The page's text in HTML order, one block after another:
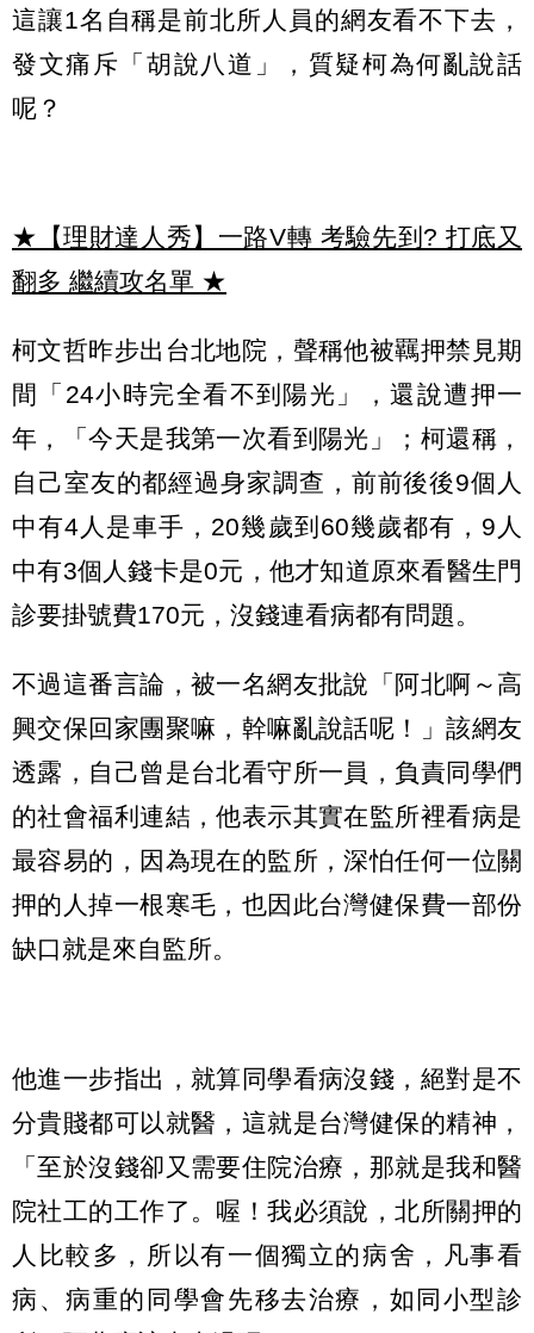
這讓1名自稱是前北所人員的網友看不下去，
發文痛斥「胡說八道」，質疑柯為何亂說話
呢？
★【理財達人秀】一路V轉 考驗先到? 打底又
翻多 繼續攻名單 ★
柯文哲昨步出台北地院，聲稱他被羈押禁見期
間「24小時完全看不到陽光」，還說遭押一
年，「今天是我第一次看到陽光」；柯還稱，
自己室友的都經過身家調查，前前後後9個人
中有4人是車手，20幾歲到60幾歲都有，9人
中有3個人錢卡是0元，他才知道原來看醫生門
診要掛號費170元，沒錢連看病都有問題。
不過這番言論，被一名網友批說「阿北啊～高
興交保回家團聚嘛，幹嘛亂說話呢！」該網友
透露，自己曾是台北看守所一員，負責同學們
的社會福利連結，他表示其實在監所裡看病是
最容易的，因為現在的監所，深怕任何一位關
押的人掉一根寒毛，也因此台灣健保費一部份
缺口就是來自監所。
他進一步指出，就算同學看病沒錢，絕對是不
分貴賤都可以就醫，這就是台灣健保的精神，
「至於沒錢卻又需要住院治療，那就是我和醫
院社工的工作了。喔！我必須說，北所關押的
人比較多，所以有一個獨立的病舍，凡事看
病、病重的同學會先移去治療，如同小型診